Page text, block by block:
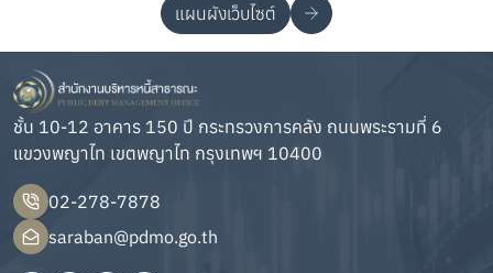
แผนผังเว็บไซต์
ชั้น 10-12 อาคาร 150 ปี กระทรวงการคลัง ถนนพระรามที่ 6
แขวงพญาไท เขตพญาไท กรุงเทพฯ 10400
02-278-7878
saraban@pdmo.go.th